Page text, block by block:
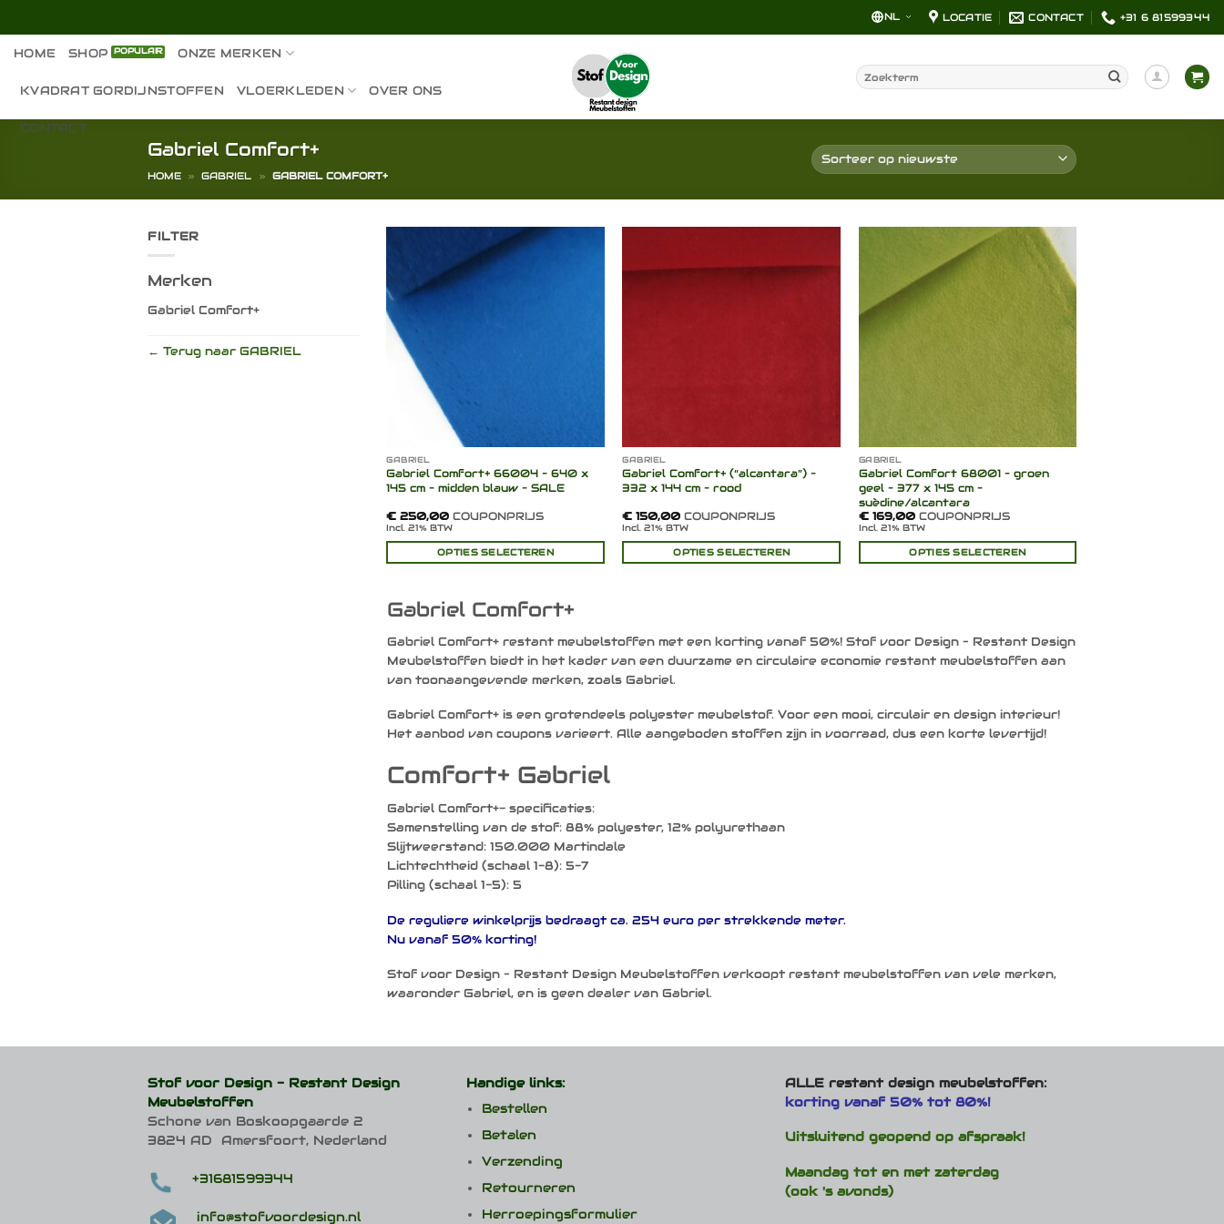
inhoud
NL LOCATIE CONTACT +31 6 81599344
HOME SHOP ONZE MERKEN
KVADRAT GORDIJNSTOFFEN VLOERKLEDEN OVER ONS
CONTACT
Zoeken
naar:
Gabriel Comfort+
HOME » GABRIEL » GABRIEL COMFORT+
FILTER
Merken
Gabriel Comfort+
← Terug naar GABRIEL
GABRIEL
Gabriel Comfort+ 66004 – 640 x
145 cm – midden blauw – SALE
€ 250,00 COUPONPRIJS
Incl. 21% BTW
OPTIES SELECTEREN
Toevoegen
GABRIEL
Gabriel Comfort+ (“alcantara”) –
332 x 144 cm – rood
€ 150,00 COUPONPRIJS
Incl. 21% BTW
OPTIES SELECTEREN
Toevoegen
GABRIEL
Gabriel Comfort 68001 – groen
geel – 377 x 145 cm –
suèdine/alcantara
€169,00COUPONPRIJS
Incl. 21% BTW
OPTIES SELECTEREN
Gabriel Comfort+
Gabriel Comfort+ restant meubelstoffen met een korting vanaf 50%! Stof voor Design – Restant Design
Meubelstoffen biedt in het kader van een duurzame en circulaire economie restant meubelstoffen aan
van toonaangevende merken, zoals Gabriel.
Gabriel Comfort+ is een grotendeels polyester meubelstof. Voor een mooi, circulair en design interieur!
Het aanbod van coupons varieert. Alle aangeboden stoffen zijn in voorraad, dus een korte levertijd!
Comfort+ Gabriel
Gabriel Comfort+- specificaties:
Samenstelling van de stof: 88% polyester, 12% polyurethaan
Slijtweerstand: 150.000 Martindale
Lichtechtheid (schaal 1-8): 5-7
Pilling (schaal 1-5): 5
De reguliere winkelprijs bedraagt ca. 254 euro per strekkende meter.
Nu vanaf 50% korting!
Stof voor Design – Restant Design Meubelstoffen verkoopt restant meubelstoffen van vele merken,
waaronder Gabriel, en is geen dealer van Gabriel.
Stof voor Design - Restant Design
Meubelstoffen
Schone van Boskoopgaarde 2
3824 AD Amersfoort, Nederland
+31681599344
info@stofvoordesign.nl
Handige links:
Bestellen
Betalen
Verzending
Retourneren
Herroepingsformulier
ALLE restant design meubelstoffen:
korting vanaf 50% tot 80%!
Uitsluitend geopend op afspraak!
Maandag tot en met zaterdag
(ook 's avonds)